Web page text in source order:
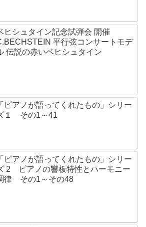
ヒシュタイン記念試弾会 開催
平行弦コンサートモデ
伝説の赤いベヒシュタイン
「ピアノが語ってくれたもの」シリー
１ その1～41
「ピアノが語ってくれたもの」シリー
2 ピアノの響板特性とハーモニー
律 その1～その48